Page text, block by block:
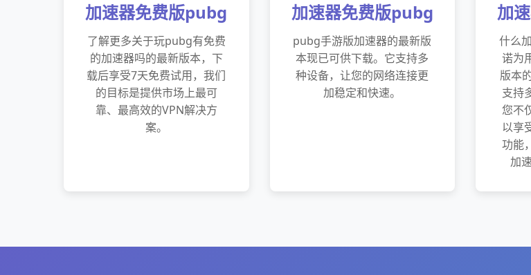
加速器免费版pubg
了解更多关于玩pubg有免费
的加速器吗的最新版本，下
载后享受7天免费试用，我们
的目标是提供市场上最可
靠、最高效的VPN解决方
案。
加速器免费版pubg
pubg手游版加速器的最新版
本现已可供下载。它支持多
种设备，让您的网络连接更
加稳定和快速。
加
什么
诺为
版本
支持
您不
以享
功能
加